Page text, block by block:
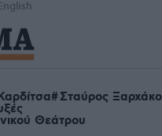
Σταύρος
Θεάτρου